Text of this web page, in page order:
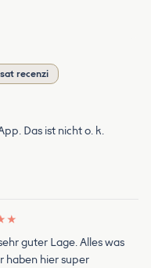
recenzi
Das ist nicht o. k.
★
guter Lage. Alles was
haben hier super